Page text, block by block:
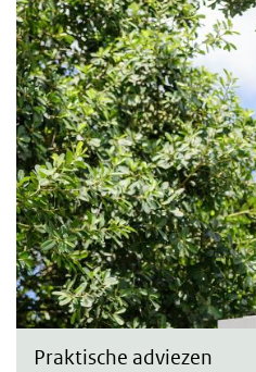
Praktische adviezen